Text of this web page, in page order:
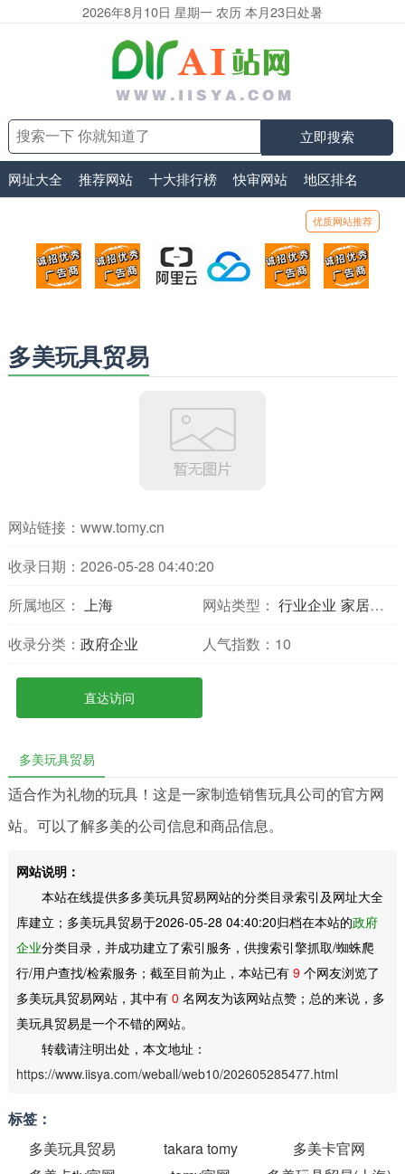
2026年8月10日 星期一 农历 本月23日处暑
立即搜索
网址大全 推荐网站 十大排行榜 快审网站 地区排名
优质网站推荐
顶部广告位1
广告位招商_广告位待售
顶部广告位2
广告位招商_广告位待售
阿里云
打折活动、99元/年
腾讯云
优惠打折，99元/年
顶部广告位5
广告位招商_
多美玩具贸易
网站链接： www.tomy.cn
收录日期：2026-05-28 04:40:20
所属地区： 上海 网站类型： 行业企业 家居小商品
收录分类： 政府企业 人气指数： 10
直达访问
多美玩具贸易
适合作为礼物的玩具！这是一家制造销售玩具公司的官方网
站。可以了解多美的公司信息和商品信息。
网站说明：
本站在线提供多多美玩具贸易网站的分类目录索引及网址大全
库建立；多美玩具贸易于2026-05-28 04:40:20归档在本站的政府
企业分类目录，并成功建立了索引服务，供搜索引擎抓取/蜘蛛爬
行/用户查找/检索服务；截至目前为止，本站已有 9个网友浏览了
多美玩具贸易网站，其中有 0 名网友为该网站点赞；总的来说，多
美玩具贸易是一个不错的网站。
转载请注明出处，本文地址：
https://www.iisya.com/weball/web10/202605285477.html
标签：
多美玩具贸易
takara tomy
多美卡官网